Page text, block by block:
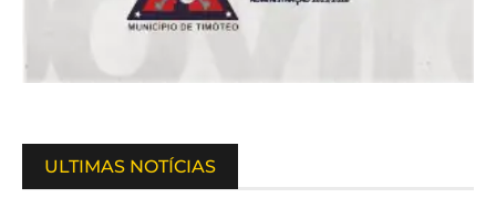
ULTIMAS NOTÍCIAS